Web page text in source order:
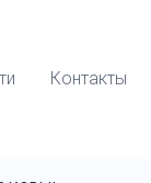
Контакты